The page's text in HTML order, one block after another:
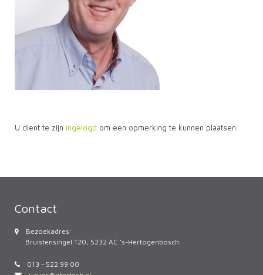
U dient te zijn ingelogd om een opmerking te kunnen plaatsen.
Contact
Bezoekadres:
Bruistensingel 120, 5232 AC ’s-Hertogenbosch
013 - 522 99 00